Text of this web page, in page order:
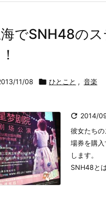
でSNH48の
11/08  ひとこと , 音楽
 2014/
彼女たち
場券を購
します。
SNH48と